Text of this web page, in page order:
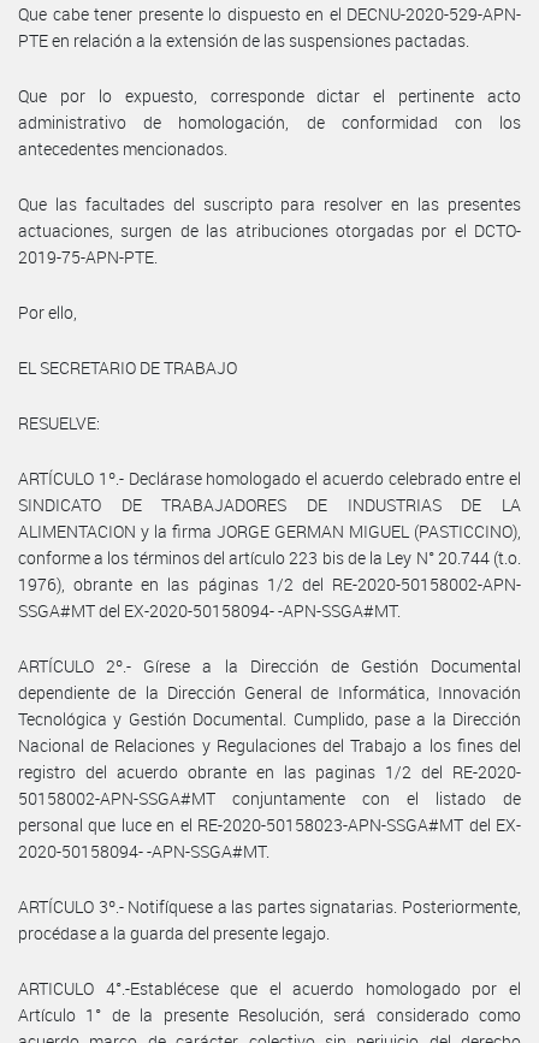
Que cabe tener presente lo dispuesto en el DECNU-2020-529-APN-
PTE en relación a la extensión de las suspensiones pactadas.
Que por lo expuesto, corresponde dictar el pertinente acto
administrativo de homologación, de conformidad con los
antecedentes mencionados.
Que las facultades del suscripto para resolver en las presentes
actuaciones, surgen de las atribuciones otorgadas por el DCTO-
2019-75-APN-PTE.
Por ello,
EL SECRETARIO DE TRABAJO
RESUELVE:
ARTÍCULO 1º.- Declárase homologado el acuerdo celebrado entre el
SINDICATO DE TRABAJADORES DE INDUSTRIAS DE LA
ALIMENTACION y la firma JORGE GERMAN MIGUEL (PASTICCINO),
conforme a los términos del artículo 223 bis de la Ley N° 20.744 (t.o.
1976), obrante en las páginas 1/2 del RE-2020-50158002-APN-
SSGA#MT del EX-2020-50158094- -APN-SSGA#MT.
ARTÍCULO 2º.- Gírese a la Dirección de Gestión Documental
dependiente de la Dirección General de Informática, Innovación
Tecnológica y Gestión Documental. Cumplido, pase a la Dirección
Nacional de Relaciones y Regulaciones del Trabajo a los fines del
registro del acuerdo obrante en las paginas 1/2 del RE-2020-
50158002-APN-SSGA#MT conjuntamente con el listado de
personal que luce en el RE-2020-50158023-APN-SSGA#MT del EX-
2020-50158094- -APN-SSGA#MT.
ARTÍCULO 3º.- Notifíquese a las partes signatarias. Posteriormente,
procédase a la guarda del presente legajo.
ARTICULO 4°.-Establécese que el acuerdo homologado por el
Artículo 1° de la presente Resolución, será considerado como